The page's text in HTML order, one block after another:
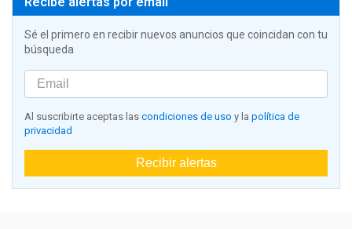
Sé el primero en recibir nuevos anuncios que coincidan con tu
búsqueda
Al suscribirte aceptas las condiciones de uso y la política de
privacidad
Recibir alertas